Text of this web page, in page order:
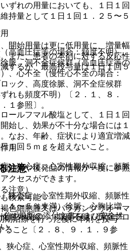
高血圧症等の場合：頻度不明）、
脈、洞不全症候群（高血圧症等の
、心不全（慢性心不全の場合：
ック、高度徐脈、洞不全症候群
れも頻度不明）〔２．１、８．
１参照〕。
用
、狭心症、心室性期外収縮、頻脈
狭心症、心室性期外収縮、頻脈性
１〜５％未満）徐脈、心胸比増
期外収縮、（頻度不明）房室ブロ
心症、心室性期外収縮、頻脈性
ずれの用量においても、１日１回
持量として１日１回１．２５〜５
開始用量は更に低用量に、増量幅
また、患者の本剤に対する反応性
するが、最高投与量は１日１回５
ールフマル酸塩として、１日１回
始し、効果が不十分な場合には１
なお、年齢、症状により適宜増減
１回５ｍｇを超えないこと。
注意
注意）
色細胞腫又はパラガングリオーマ
期治療を行った後に本剤を投与
ること〔２．８、９．１．９参
効果や後発品の情報が一度に参照
クセスができます。
検索可能！
ず最新の添付文書および安全性
。